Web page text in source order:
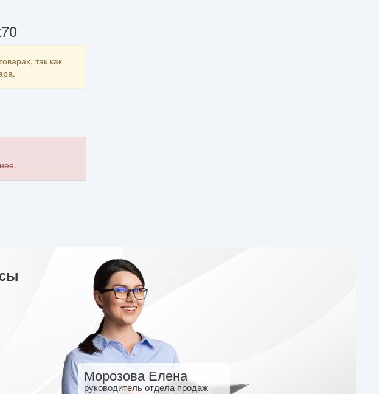
так как
Морозова Елена
руководитель отдела продаж